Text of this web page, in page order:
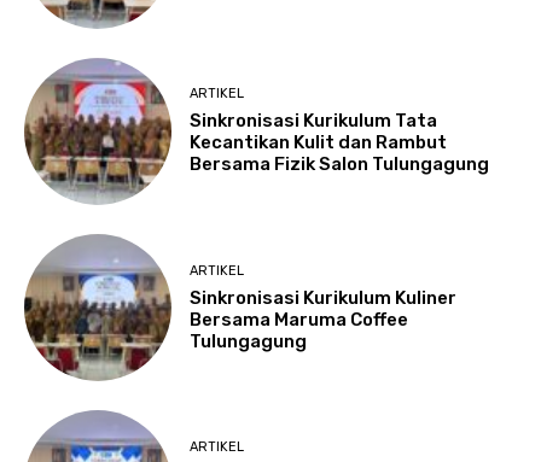
ARTIKEL
Sinkronisasi Kurikulum Tata
Kecantikan Kulit dan Rambut
Bersama Fizik Salon Tulungagung
ARTIKEL
Sinkronisasi Kurikulum Kuliner
Bersama Maruma Coffee
Tulungagung
ARTIKEL